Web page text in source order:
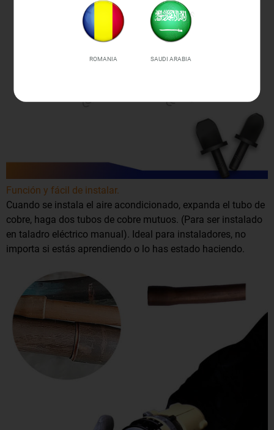
Función y fácil de instalar.
Cuando se instala el aire acondicionado, expanda el tubo de
cobre, haga dos tubos de cobre mutuos. (Para ser instalado
en taladro eléctrico manual). Ideal para instaladores, no
importa si estás aprendiendo o lo has estado haciendo.
ROMANIA SAUDI ARABIA